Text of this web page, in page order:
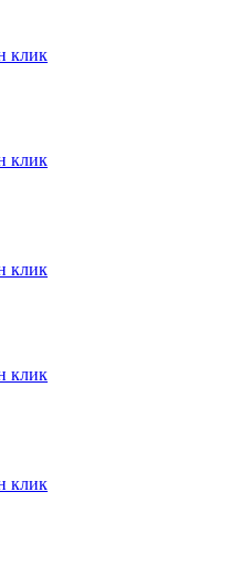
клик
клик
клик
клик
клик